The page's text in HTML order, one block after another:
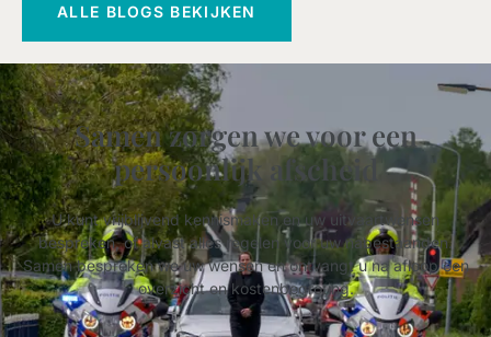
ALLE BLOGS BEKIJKEN
Samen zorgen we voor een
persoonlijk afscheid
U kunt vrijblijvend kennismaken en uw uitvaartwensen
bespreken, of alvast alles regelen voor uw nabestaanden.
Samen bespreken we uw wensen en ontvangt u na afloop een
overzicht en kostenbegroting.